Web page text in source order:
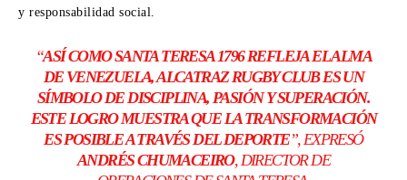
y responsabilidad social.
“ASÍ COMO SANTA TERESA 1796 REFLEJA EL ALMA
DE VENEZUELA, ALCATRAZ RUGBY CLUB ES UN
SÍMBOLO DE DISCIPLINA, PASIÓN Y SUPERACIÓN.
ESTE LOGRO MUESTRA QUE LA TRANSFORMACIÓN
ES POSIBLE A TRAVÉS DEL DEPORTE”, EXPRESÓ
ANDRÉS CHUMACEIRO, DIRECTOR DE